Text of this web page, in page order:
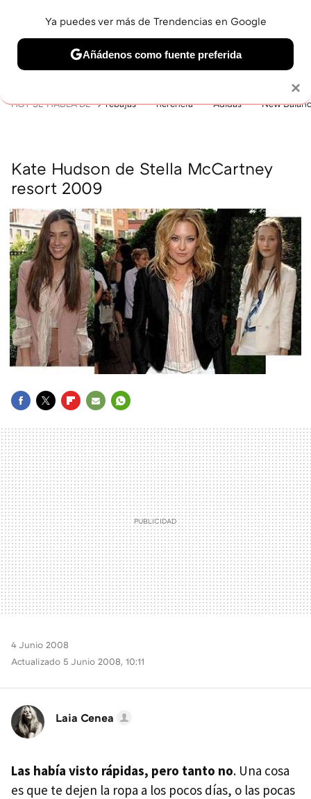
BELLEZA SHOPPING VIAJES GASTRO SNEAKERS
HOY SE HABLA DE rebajas herencia Adidas New
Kate Hudson de Stella McCartney
resort 2009
MAIL
4 Junio 2008
Actualizado 5 Junio 2008, 10:11
Laia Cenea
Las había visto rápidas, pero tanto no. Una cosa
es que te dejen la ropa a los pocos días, o las pocas
×
Ya puedes ver más de Trendencias en Google
Añádenos como fuente preferida